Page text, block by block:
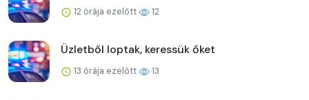
12 órája ezelőtt 12
Üzletből loptak, keressük őket
13 órája ezelőtt 13